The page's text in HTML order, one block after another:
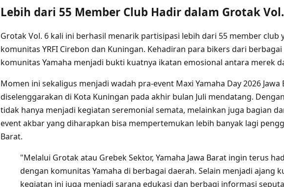
Lebih dari 55 Member Club Hadir dalam Grotak
Grotak Vol. 6 kali ini berhasil menarik partisipasi lebih dari 55 member club
komunitas YRFI Cirebon dan Kuningan. Kehadiran para bikers dari
komunitas Yamaha menjadi bukti kuatnya ikatan emosional antara merek
Momen ini sekaligus menjadi wadah pra-event Maxi Yamaha Day 2026 Jawa
diselenggarakan di Kota Kuningan pada akhir bulan Juli mendatang.
tidak hanya menjadi kegiatan seremonial semata, melainkan juga bagian
event akbar yang diharapkan bisa mempertemukan lebih banyak lagi
Barat.
"Melalui Grotak atau Grebek Sektor, Yamaha Jawa Barat ingin terus
dengan komunitas Yamaha di berbagai daerah. Selain menjadi ajang
kegiatan ini juga menjadi sarana edukasi dan berbagi informasi